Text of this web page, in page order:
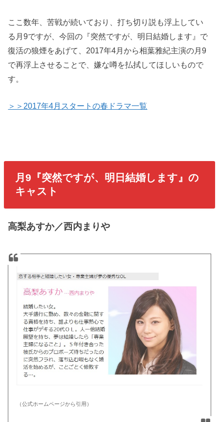
ここ数年、苦戦が続いており、打ち切り説も浮上してい
る月9ですが、今回の『突然ですが、明日結婚します』で
復活の狼煙をあげて、2017年4月から相葉雅紀主演の月9
で再浮上させることで、嫌な噂を払拭してほしいもので
す。
＞＞2017年4月スタートの春ドラマ一覧
月9『突然ですが、明日結婚します』の
キャスト
高梨あすか／西内まりや
（公式ホームページから引用）